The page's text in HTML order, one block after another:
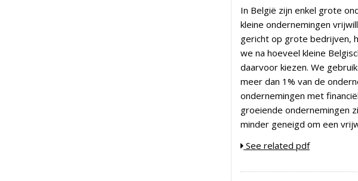
In België zijn enkel grote
kleine ondernemingen
gericht op grote bedrijven,
we na hoeveel kleine
daarvoor kiezen. We
meer dan 1% van de
ondernemingen met
groeiende ondernemingen
minder geneigd om een
See related pdf